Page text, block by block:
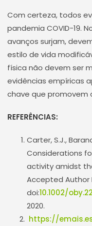
Com certeza, todos
pandemia COVID-19.
avanços surjam,
estilo de vida
física não devem ser
evidências empíricas
chave que promovem
REFERÊNCIAS:
Carter, S.J.,
Considerations
activity amidst
Accepted Author
doi:10.1002/
2020.
https://